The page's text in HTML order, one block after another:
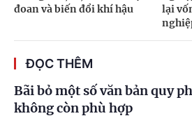
đoan và biến đổi khí hậu
lại
ĐỌC THÊM
Bãi bỏ một số văn bản quy
không còn phù hợp